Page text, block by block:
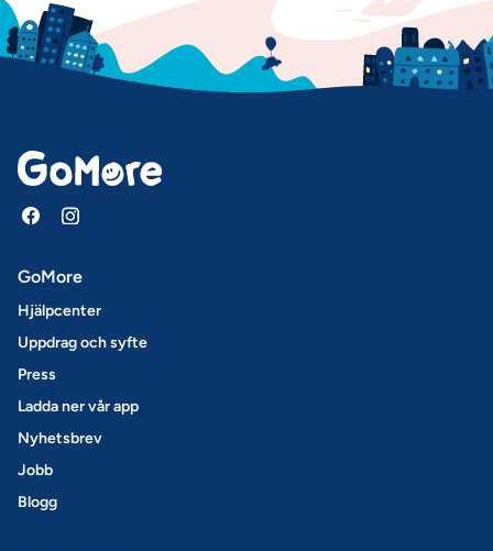
GoMore
Hjälpcenter
Uppdrag och syfte
Press
Ladda ner vår app
Nyhetsbrev
Jobb
Blogg